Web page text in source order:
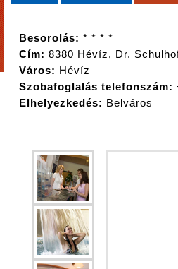
Besorolás: * * * *
Cím: 8380 Hévíz, Dr.
Város: Hévíz
Szobafoglalás telefonszám:
Elhelyezkedés: Belváros